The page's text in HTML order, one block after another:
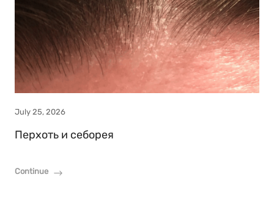
July 25, 2026
Перхоть и себорея
Continue